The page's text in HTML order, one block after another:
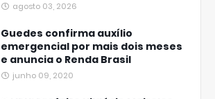
agosto 03, 2026
Guedes confirma auxílio
emergencial por mais dois meses
e anuncia o Renda Brasil
junho 09, 2020